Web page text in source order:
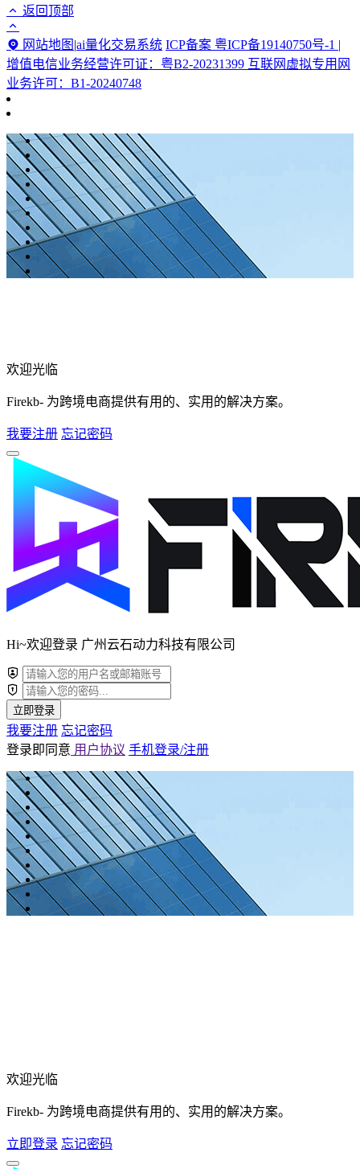
返回顶部
网站地图 |ai量化交易系统 ICP备案 粤ICP备19140750号-1 |
增值电信业务经营许可证：粤B2-20231399 互联网虚拟专用网
业务许可：B1-20240748
欢迎光临
Firekb- 为跨境电商提供有用的、实用的解决方案。
我要注册 忘记密码
Hi~欢迎登录 广州云石动力科技有限公司
立即登录
我要注册 忘记密码
登录即同意 用户协议 手机登录/注册
欢迎光临
Firekb- 为跨境电商提供有用的、实用的解决方案。
立即登录 忘记密码